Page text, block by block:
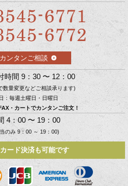
ンタンご相談
時間 9：30 〜 12：00
数量変更などご相談承ります)
：毎週土曜日・日曜日
・カートでカンタンご注文！
4：00 〜 19：00
のみ 9：00 ～ 19：00)
ード決済も可能です